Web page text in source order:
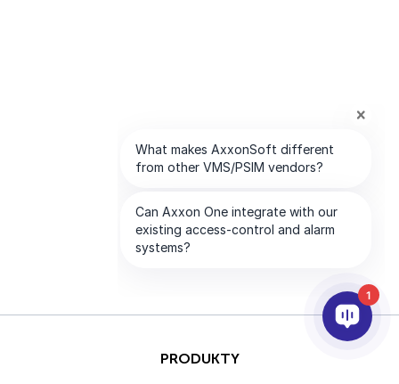
PRODUKTY
1